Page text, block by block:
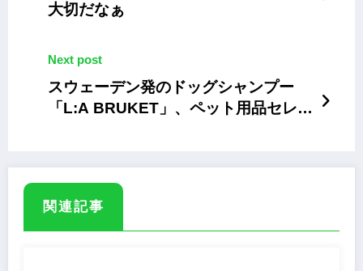
大切だなぁ
Next post
スウェーデン発のドッグシャンプー
「L:A BRUKET」、ペット用品セレク
関連記事